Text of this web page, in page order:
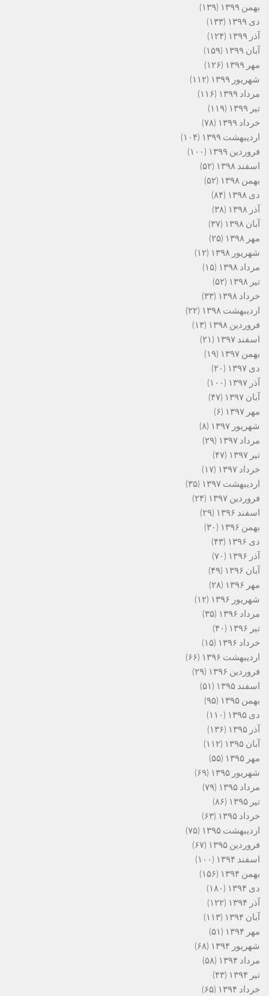
بهمن ۱۳۹۹
(۱۳۹)
دی ۱۳۹۹
(۱۳۳)
آذر ۱۳۹۹
(۱۲۴)
آبان ۱۳۹۹
(۱۵۹)
مهر ۱۳۹۹
(۱۲۶)
شهریور ۱۳۹۹
(۱۱۲)
مرداد ۱۳۹۹
(۱۱۶)
تیر ۱۳۹۹
(۱۱۹)
خرداد ۱۳۹۹
(۷۸)
اردیبهشت ۱۳۹۹
(۱۰۴)
فروردین ۱۳۹۹
(۱۰۰)
اسفند ۱۳۹۸
(۵۲)
بهمن ۱۳۹۸
(۵۲)
دی ۱۳۹۸
(۸۴)
آذر ۱۳۹۸
(۳۸)
آبان ۱۳۹۸
(۳۷)
مهر ۱۳۹۸
(۲۵)
شهریور ۱۳۹۸
(۱۲)
مرداد ۱۳۹۸
(۱۵)
تیر ۱۳۹۸
(۵۲)
خرداد ۱۳۹۸
(۳۳)
اردیبهشت ۱۳۹۸
(۲۲)
فروردین ۱۳۹۸
(۱۳)
اسفند ۱۳۹۷
(۲۱)
بهمن ۱۳۹۷
(۱۹)
دی ۱۳۹۷
(۲۰)
آذر ۱۳۹۷
(۱۰۰)
آبان ۱۳۹۷
(۴۷)
مهر ۱۳۹۷
(۶)
شهریور ۱۳۹۷
(۸)
مرداد ۱۳۹۷
(۲۹)
تیر ۱۳۹۷
(۴۷)
خرداد ۱۳۹۷
(۱۷)
اردیبهشت ۱۳۹۷
(۳۵)
فروردین ۱۳۹۷
(۲۴)
اسفند ۱۳۹۶
(۲۹)
بهمن ۱۳۹۶
(۳۰)
دی ۱۳۹۶
(۴۳)
آذر ۱۳۹۶
(۷۰)
آبان ۱۳۹۶
(۴۹)
مهر ۱۳۹۶
(۲۸)
شهریور ۱۳۹۶
(۱۲)
مرداد ۱۳۹۶
(۳۵)
تیر ۱۳۹۶
(۴۰)
خرداد ۱۳۹۶
(۱۵)
اردیبهشت ۱۳۹۶
(۶۶)
فروردین ۱۳۹۶
(۲۹)
اسفند ۱۳۹۵
(۵۱)
بهمن ۱۳۹۵
(۹۵)
دی ۱۳۹۵
(۱۱۰)
آذر ۱۳۹۵
(۱۳۶)
آبان ۱۳۹۵
(۱۱۲)
مهر ۱۳۹۵
(۵۵)
شهریور ۱۳۹۵
(۶۹)
مرداد ۱۳۹۵
(۷۹)
تیر ۱۳۹۵
(۸۶)
خرداد ۱۳۹۵
(۶۳)
اردیبهشت ۱۳۹۵
(۷۵)
فروردین ۱۳۹۵
(۶۷)
اسفند ۱۳۹۴
(۱۰۰)
بهمن ۱۳۹۴
(۱۵۶)
دی ۱۳۹۴
(۱۸۰)
آذر ۱۳۹۴
(۱۲۲)
آبان ۱۳۹۴
(۱۱۳)
مهر ۱۳۹۴
(۵۱)
شهریور ۱۳۹۴
(۶۸)
مرداد ۱۳۹۴
(۵۸)
تیر ۱۳۹۴
(۴۳)
خرداد ۱۳۹۴
(۶۵)